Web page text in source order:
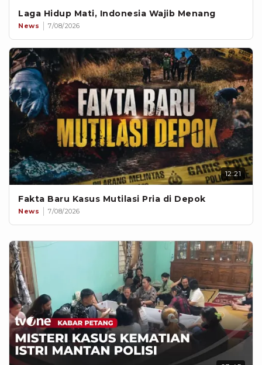
Laga Hidup Mati, Indonesia Wajib Menang
News 7/08/2026
12:21
Fakta Baru Kasus Mutilasi Pria di Depok
News 7/08/2026